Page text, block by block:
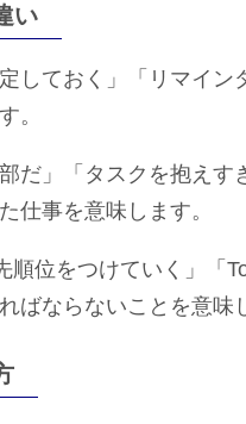
い
しておく」「リマイン
。
だ」「タスクを抱えす
仕事を意味します。
位をつけていく」「
ばならないことを意味